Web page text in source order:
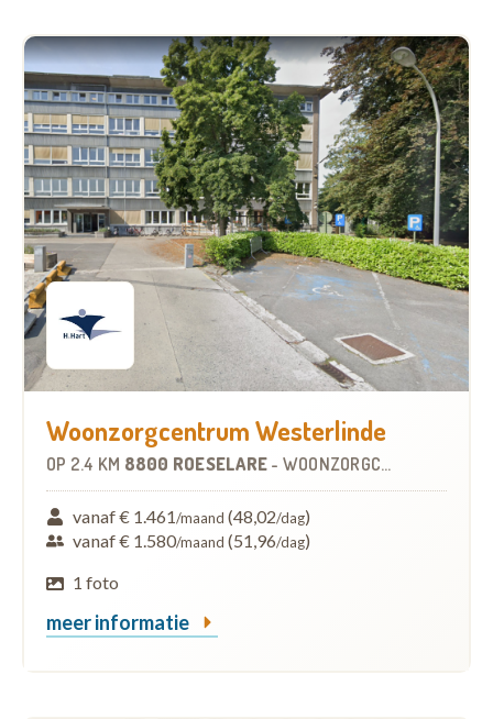
Woonzorgcentrum Westerlinde
OP 2.4 KM 8800 ROESELARE - WOONZORGCENTRUM (WZC)
vanaf € 1.461/maand (48,02/dag)
vanaf € 1.580/maand (51,96/dag)
1 foto
meer informatie